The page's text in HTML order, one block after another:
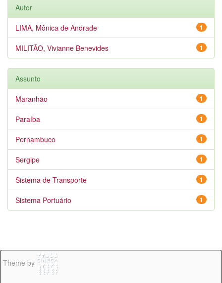
Autor
1
LIMA, Mônica de Andrade
1
MILITÃO, Vivianne Benevides
Assunto
1
Maranhão
1
Paraíba
1
Pernambuco
1
Sergipe
1
Sistema de Transporte
1
Sistema Portuário
Theme by